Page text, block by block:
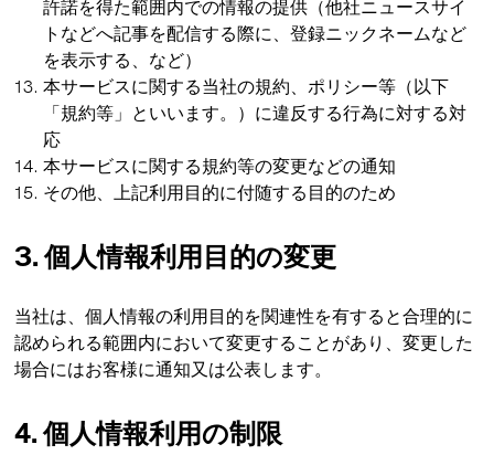
許諾を得た範囲内での情報の提供（他社ニュースサイ
トなどへ記事を配信する際に、登録ニックネームなど
を表示する、など）
本サービスに関する当社の規約、ポリシー等（以下
「規約等」といいます。）に違反する行為に対する対
応
本サービスに関する規約等の変更などの通知
その他、上記利用目的に付随する目的のため
3. 個人情報利用目的の変更
当社は、個人情報の利用目的を関連性を有すると合理的に
認められる範囲内において変更することがあり、変更した
場合にはお客様に通知又は公表します。
4. 個人情報利用の制限